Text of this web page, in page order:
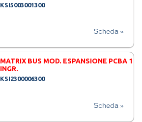
KSI5003001300
Scheda »
MATRIX BUS MOD. ESPANSIONE PCBA 1
INGR.
KSI2300006300
Scheda »